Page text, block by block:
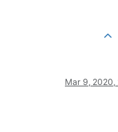
Mar 9, 2020,